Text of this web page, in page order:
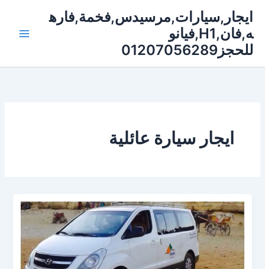
المحتوى
ايجار,سيارات,مرسيدس,فخمة,فاره
ه,فان,H1,فيانو
للحجز01207056289
ايجار سيارة عائلية